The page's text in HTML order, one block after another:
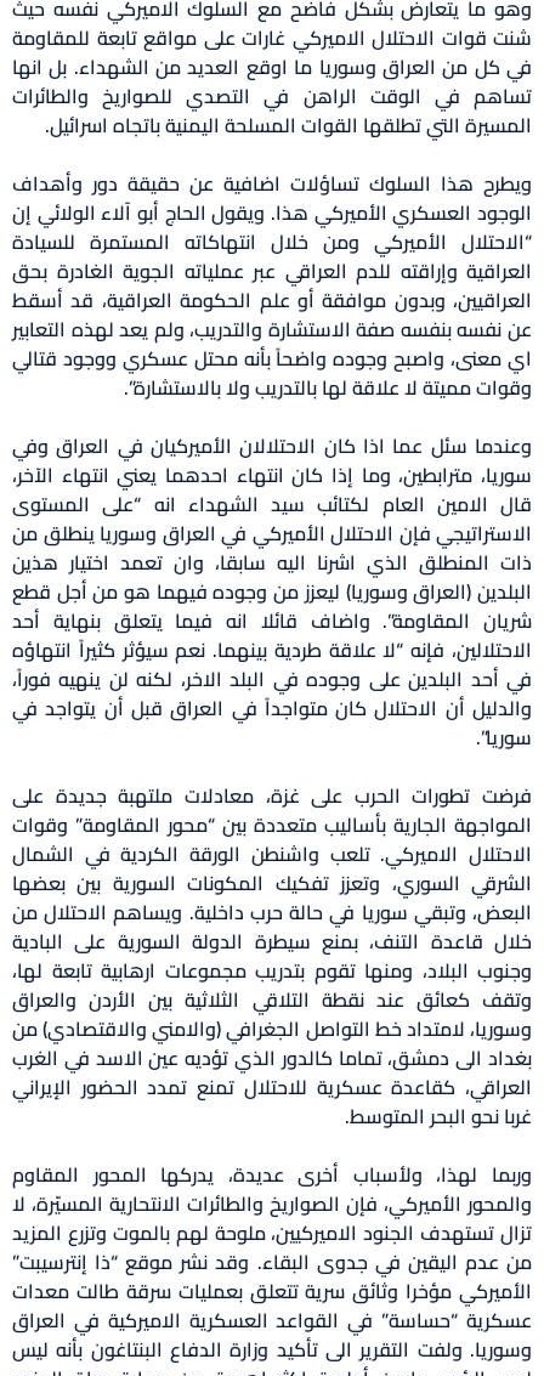
وهو ما يتعارض بشكل فاضح مع السلوك الاميركي نفسه حيث
شنت قوات الاحتلال الاميركي غارات على مواقع تابعة للمقاومة
في كل من العراق وسوريا ما اوقع العديد من الشهداء. بل انها
تساهم في الوقت الراهن في التصدي للصواريخ والطائرات
المسيرة التي تطلقها القوات المسلحة اليمنية باتجاه اسرائيل.
ويطرح هذا السلوك تساؤلات اضافية عن حقيقة دور وأهداف
الوجود العسكري الأميركي هذا. ويقول الحاج أبو آلاء الولائي إن
“الاحتلال الأميركي ومن خلال انتهاكاته المستمرة للسيادة
العراقية وإراقته للدم العراقي عبر عملياته الجوية الغادرة بحق
العراقيين، وبدون موافقة أو علم الحكومة العراقية، قد أسقط
عن نفسه بنفسه صفة الاستشارة والتدريب، ولم يعد لهذه التعابير
اي معنى، واصبح وجوده واضحاً بأنه محتل عسكري ووجود قتالي
وقوات مميتة لا علاقة لها بالتدريب ولا بالاستشارة”.
وعندما سئل عما اذا كان الاحتلالان الأميركيان في العراق وفي
سوريا، مترابطين، وما إذا كان انتهاء احدهما يعني انتهاء الآخر،
قال الامين العام لكتائب سيد الشهداء انه “على المستوى
الاستراتيجي فإن الاحتلال الأميركي في العراق وسوريا ينطلق من
ذات المنطلق الذي اشرنا اليه سابقا، وان تعمد اختيار هذين
البلدين (العراق وسوريا) ليعزز من وجوده فيهما هو من أجل قطع
شريان المقاومة”. واضاف قائلا انه فيما يتعلق بنهاية أحد
الاحتلالين، فإنه “لا علاقة طردية بينهما. نعم سيؤثر كثيراً انتهاؤه
في أحد البلدين على وجوده في البلد الاخر، لكنه لن ينهيه فوراً،
والدليل أن الاحتلال كان متواجداً في العراق قبل أن يتواجد في
سوريا”.
فرضت تطورات الحرب على غزة، معادلات ملتهبة جديدة على
المواجهة الجارية بأساليب متعددة بين “محور المقاومة” وقوات
الاحتلال الاميركي. تلعب واشنطن الورقة الكردية في الشمال
الشرقي السوري، وتعزز تفكيك المكونات السورية بين بعضها
البعض، وتبقي سوريا في حالة حرب داخلية. ويساهم الاحتلال من
خلال قاعدة التنف، بمنع سيطرة الدولة السورية على البادية
وجنوب البلاد، ومنها تقوم بتدريب مجموعات ارهابية تابعة لها،
وتقف كعائق عند نقطة التلاقي الثلاثية بين الأردن والعراق
وسوريا، لامتداد خط التواصل الجغرافي (والامني والاقتصادي) من
بغداد الى دمشق، تماما كالدور الذي تؤديه عين الاسد في الغرب
العراقي، كقاعدة عسكرية للاحتلال تمنع تمدد الحضور الإيراني
غربا نحو البحر المتوسط.
وربما لهذا، ولأسباب أخرى عديدة، يدركها المحور المقاوم
والمحور الأميركي، فإن الصواريخ والطائرات الانتحارية المسيّرة، لا
تزال تستهدف الجنود الاميركيين، ملوحة لهم بالموت وتزرع المزيد
من عدم اليقين في جدوى البقاء. وقد نشر موقع “ذا إنترسيبت”
الأميركي مؤخرا وثائق سرية تتعلق بعمليات سرقة طالت معدات
عسكرية “حساسة” في القواعد العسكرية الاميركية في العراق
وسوريا. ولفت التقرير الى تأكيد وزارة الدفاع البنتاغون بأنه ليس